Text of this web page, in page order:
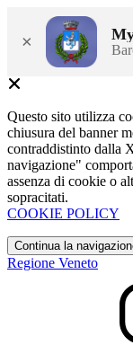
×
Questo sito utilizza
chiusura del banner
contraddistinto dalla
navigazione"
assenza di cookie o
sopracitati.
COOKIE POLICY
Continua la
Regione Veneto